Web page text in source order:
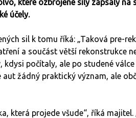
které ozbrojené síly zapsaly na
účely.
sil k tomu říká: „Taková pre-
a součást větší rekonstrukce
kdysi počítaly, ale po studené
žádný praktický význam, ale
která projede všude“, říká